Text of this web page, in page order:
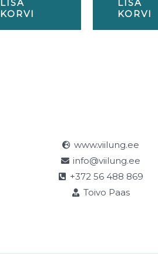
LISA
KORVI
LISA
KORVI
www.viilung.ee
info@viilung.ee
+372 56 488 869
Toivo Paas